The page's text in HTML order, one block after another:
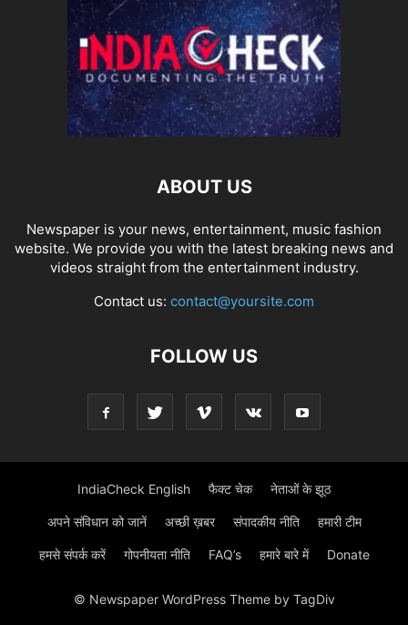
ABOUT US
Newspaper is your news, entertainment, music fashion
website. We provide you with the latest breaking news and
videos straight from the entertainment industry.
Contact us: contact@yoursite.com
FOLLOW US
IndiaCheck English फैक्ट चेक नेताओं के झूठ
अपने संविधान को जानें अच्छी ख़बर संपादकीय नीति हमारी टीम
हमसे संपर्क करें गोपनीयता नीति FAQ’s हमारे बारे में Donate
© Newspaper WordPress Theme by TagDiv